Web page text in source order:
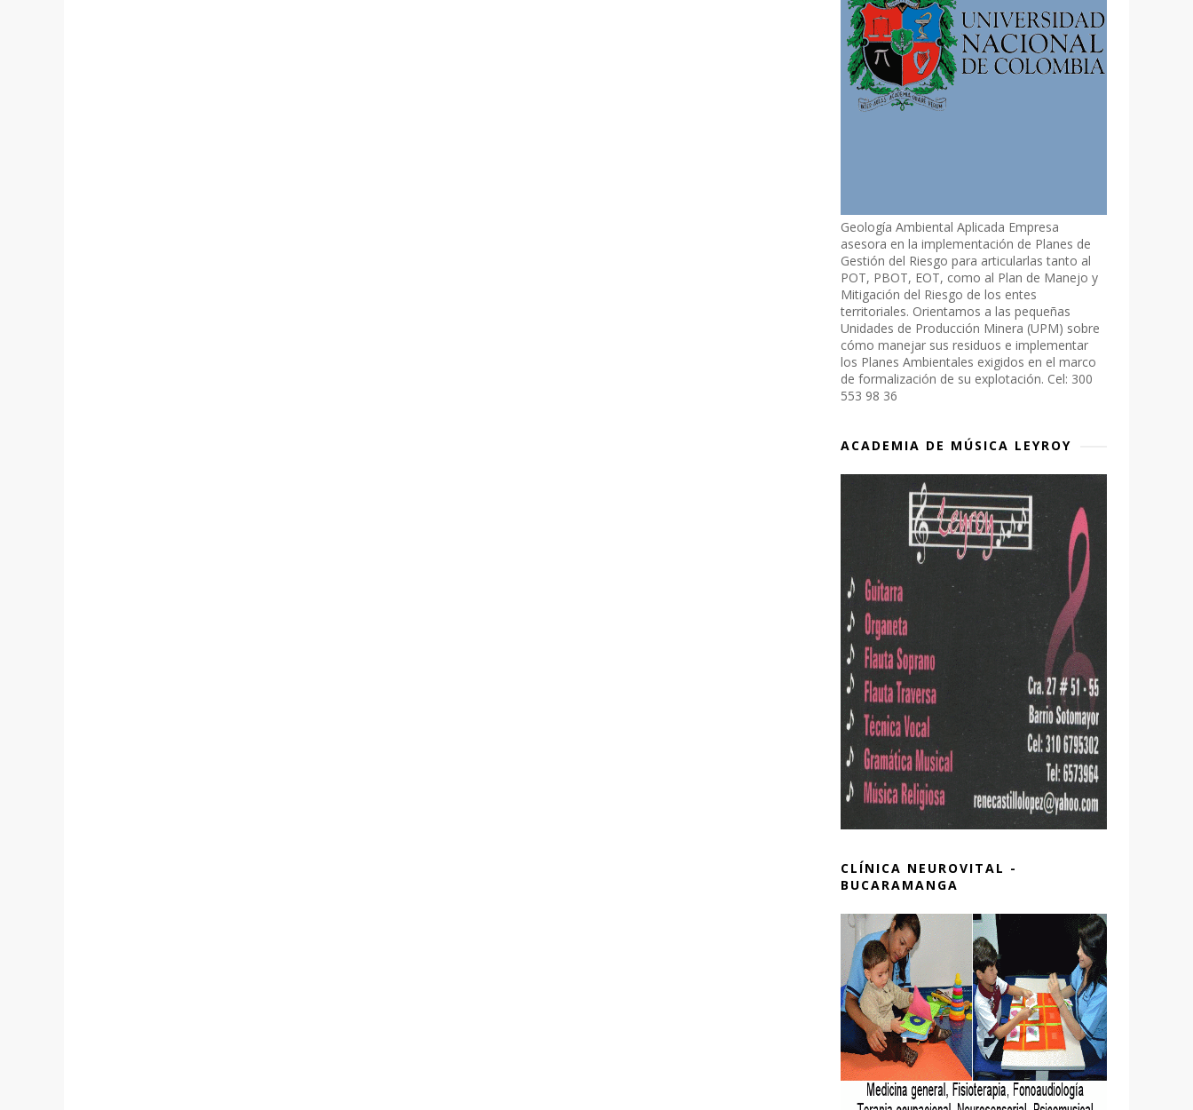
Geología Ambiental Aplicada Empresa
asesora en la implementación de Planes de
Gestión del Riesgo para articularlas tanto al
POT, PBOT, EOT, como al Plan de Manejo y
Mitigación del Riesgo de los entes
territoriales. Orientamos a las pequeñas
Unidades de Producción Minera (UPM) sobre
cómo manejar sus residuos e implementar
los Planes Ambientales exigidos en el marco
de formalización de su explotación. Cel: 300
553 98 36
ACADEMIA DE MÚSICA LEYROY
CLÍNICA NEUROVITAL -
BUCARAMANGA